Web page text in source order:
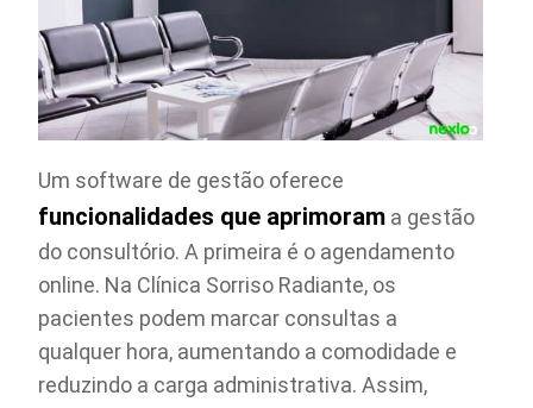
Um software de gestão oferece
funcionalidades que aprimoram a gestão
do consultório. A primeira é o agendamento
online. Na Clínica Sorriso Radiante, os
pacientes podem marcar consultas a
qualquer hora, aumentando a comodidade e
reduzindo a carga administrativa. Assim,